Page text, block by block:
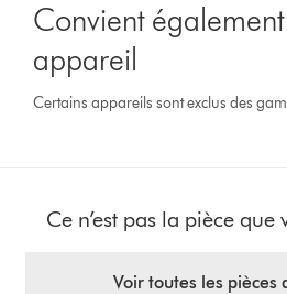
Convient
appareil
Certains appareils sont exclus des
Ce n’est pas la pièce que
Voir toutes les pièces